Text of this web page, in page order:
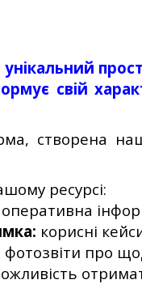
свій
створена
ресурсі:
оперативна
корисні
фотозвіти про